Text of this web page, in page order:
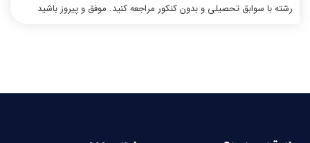
رشته با سوابق تحصیلی و بدون کنکور مراجعه کنید. موفق و پیروز باشید